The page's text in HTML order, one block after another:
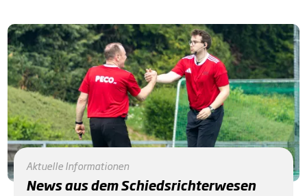
Aktuelle Informationen
News aus dem Schiedsrichterwesen